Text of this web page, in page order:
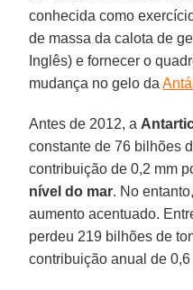
conhecida como
de massa da calota de
Inglês) e fornecer o
mudança no gelo da
Antes de 2012, a
constante de 76 bilhões
contribuição de 0,2 mm
nível do mar. No
aumento acentuado.
perdeu 219 bilhões de
contribuição anual de 0,6